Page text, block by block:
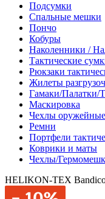
Подсумки
Спальные мешки
Пончо
Кобуры
Наколенники /
Тактические
Рюкзаки
Жилеты
Гамаки/Палатки/
Маскировка
Чехлы оружейные
Ремни
Портфели
Коврики и маты
Чехлы/
HELIKON-TEX